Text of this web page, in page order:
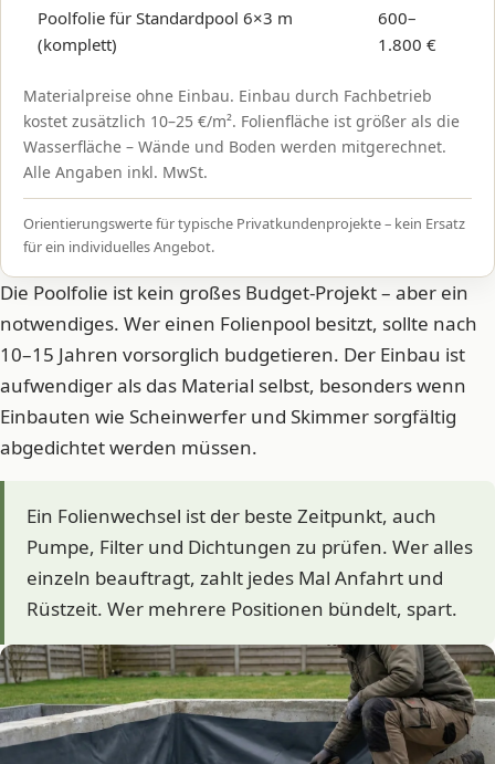
Poolfolie für Standardpool 6×3 m
(komplett)
600–
1.800 €
Materialpreise ohne Einbau. Einbau durch Fachbetrieb
kostet zusätzlich 10–25 €/m². Folienfläche ist größer als die
Wasserfläche – Wände und Boden werden mitgerechnet.
Alle Angaben inkl. MwSt.
Orientierungswerte für typische Privatkundenprojekte – kein Ersatz
für ein individuelles Angebot.
Die Poolfolie ist kein großes Budget-Projekt – aber ein
notwendiges. Wer einen Folienpool besitzt, sollte nach
10–15 Jahren vorsorglich budgetieren. Der Einbau ist
aufwendiger als das Material selbst, besonders wenn
Einbauten wie Scheinwerfer und Skimmer sorgfältig
abgedichtet werden müssen.
Ein Folienwechsel ist der beste Zeitpunkt, auch
Pumpe, Filter und Dichtungen zu prüfen. Wer alles
einzeln beauftragt, zahlt jedes Mal Anfahrt und
Rüstzeit. Wer mehrere Positionen bündelt, spart.